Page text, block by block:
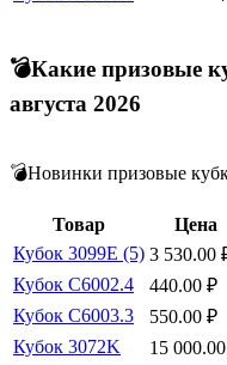
💣Какие призовые
августа 2026
💣Новинки призовые
Товар
Цена
Кубок 3099E (5) 3 530.00
Кубок C6002.4
440.00 ₽
Кубок C6003.3
550.00 ₽
Кубок 3072K
15 000.00